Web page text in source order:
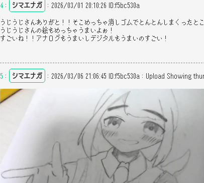
4 ： シマエナガ ： 2026/03/01 20:10:26 ID:f5bc530a
うじうじさんありがと！！そこめっちゃ消しゴムでとんとんしまくったと
うじうじさんの絵もめっちゃうまいよぉ！
すごいね！！アナログもうまいしデジタルもうまいのすごい！
5 ： シマエナガ ： 2026/03/06 21:06:45 ID:f5bc530a ： Upload Showing